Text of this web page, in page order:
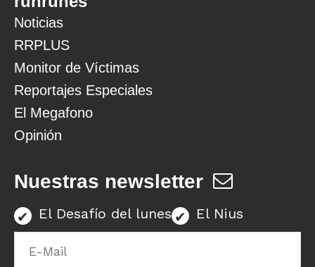
Noticias
RRPLUS
Monitor de Víctimas
Reportajes Especiales
El Megafono
Opinión
Nuestras newsletter
El Desafío del lunes El Nius